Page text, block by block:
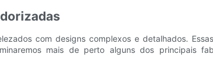
com designs complexos e detalhados.
mais de perto alguns dos principais